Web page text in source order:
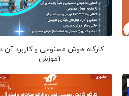
کارگاه هوش مصنوعی و کاربرد آن
آموزش